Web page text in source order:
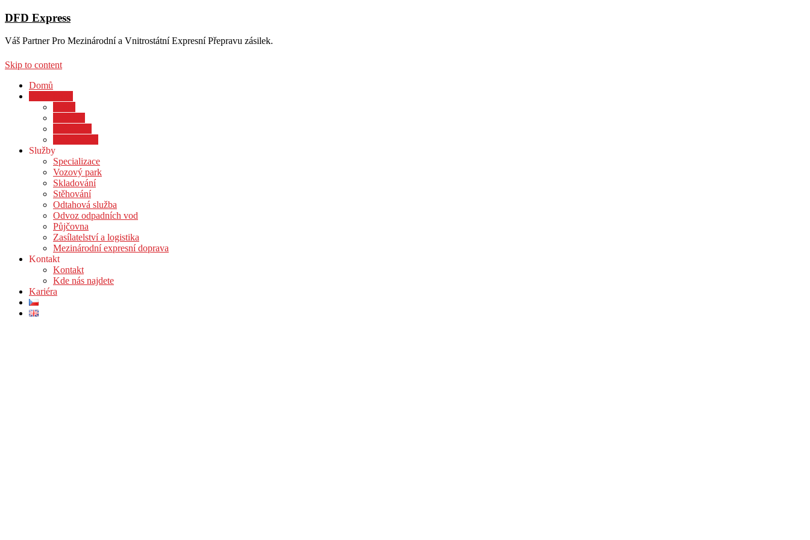
DFD Express
Váš Partner Pro Mezinárodní a Vnitrostátní Expresní Přepravu zásilek.
Skip to content
Domů
Služby
Specializace
Vozový park
Skladování
Stěhování
Odtahová služba
Odvoz odpadních vod
Půjčovna
Zasílatelství a logistika
Mezinárodní expresní doprava
Kontakt
Kontakt
Kde nás najdete
Kariéra